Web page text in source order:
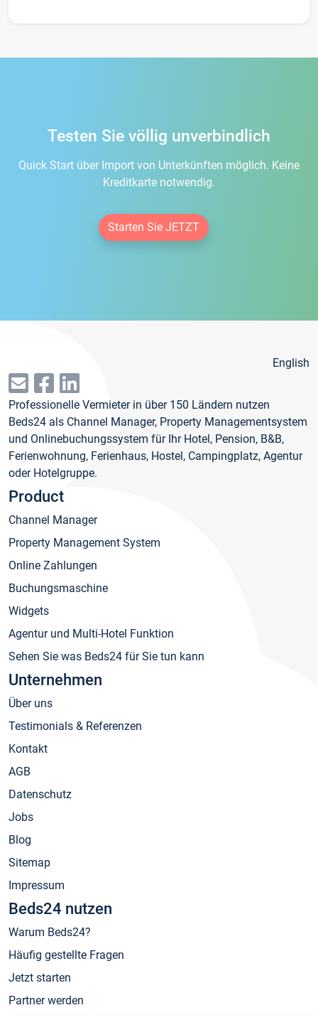
Testen Sie völlig unverbindlich
Quick Start über Import von Unterkünften möglich. Keine
Kreditkarte notwendig.
Starten Sie JETZT
English
Professionelle Vermieter in über 150 Ländern nutzen
Beds24 als Channel Manager, Property Managementsystem
und Onlinebuchungssystem für Ihr Hotel, Pension, B&B,
Ferienwohnung, Ferienhaus, Hostel, Campingplatz, Agentur
oder Hotelgruppe.
Product
Channel Manager
Property Management System
Online Zahlungen
Buchungsmaschine
Widgets
Agentur und Multi-Hotel Funktion
Sehen Sie was Beds24 für Sie tun kann
Unternehmen
Über uns
Testimonials & Referenzen
Kontakt
AGB
Datenschutz
Jobs
Blog
Sitemap
Impressum
Beds24 nutzen
Warum Beds24?
Häufig gestellte Fragen
Jetzt starten
Partner werden